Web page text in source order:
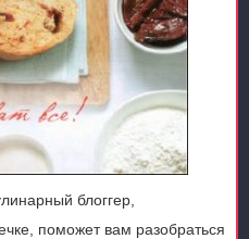
блоггер,
поможет вам разобраться